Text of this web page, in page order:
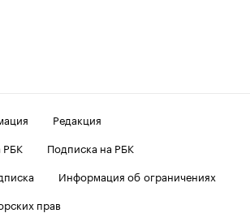
Редакция
РБК
Подписка на РБК
Информация об ограничениях
прав